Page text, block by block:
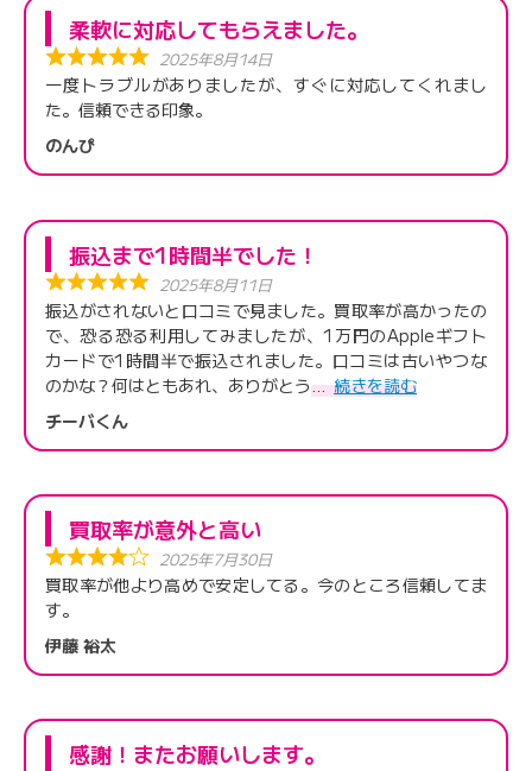
柔軟に対応してもらえました。
2025年8月14日
一度トラブルがありましたが、すぐに対応してくれまし
た。信頼できる印象。
のんぴ
振込まで1時間半でした！
2025年8月11日
振込がされないと口コミで見ました。買取率が高かったの
で、恐る恐る利用してみましたが、1万円のAppleギフト
カードで1時間半で振込されました。口コミは古いやつな
のかな？何はともあれ、ありがとう
続きを読む
チーバくん
買取率が意外と高い
2025年7月30日
買取率が他より高めで安定してる。今のところ信頼してま
す。
伊藤 裕太
感謝！またお願いします。